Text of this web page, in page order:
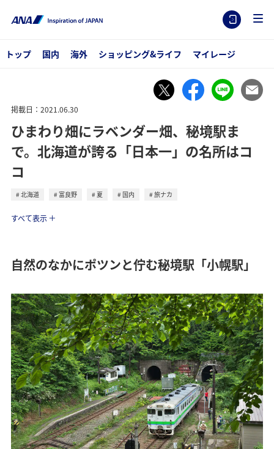
トップ 国内 海外 ショッピング&ライフ マイレージ
掲載日：2021.06.30
ひまわり畑にラベンダー畑、秘境駅ま
で。北海道が誇る「日本一」の名所はコ
コ
北海道 富良野 夏 国内
旅ナカ
トラベル
すべて表示
自然のなかにポツンと佇む秘境駅「小幌駅」